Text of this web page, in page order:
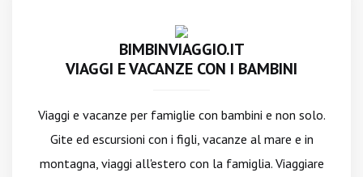
BIMBINVIAGGIO.IT
VIAGGI E VACANZE CON I BAMBINI
Viaggi e vacanze per famiglie con bambini e non solo.
Gite ed escursioni con i figli, vacanze al mare e in
montagna, viaggi all'estero con la famiglia. Viaggiare